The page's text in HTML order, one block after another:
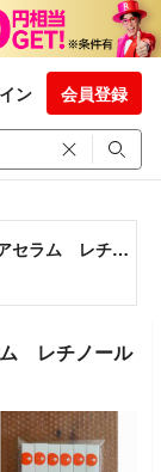
ン 会員登録
ドクターケイ ケイABC-G リペアセラム レチノール美容液
レチノール